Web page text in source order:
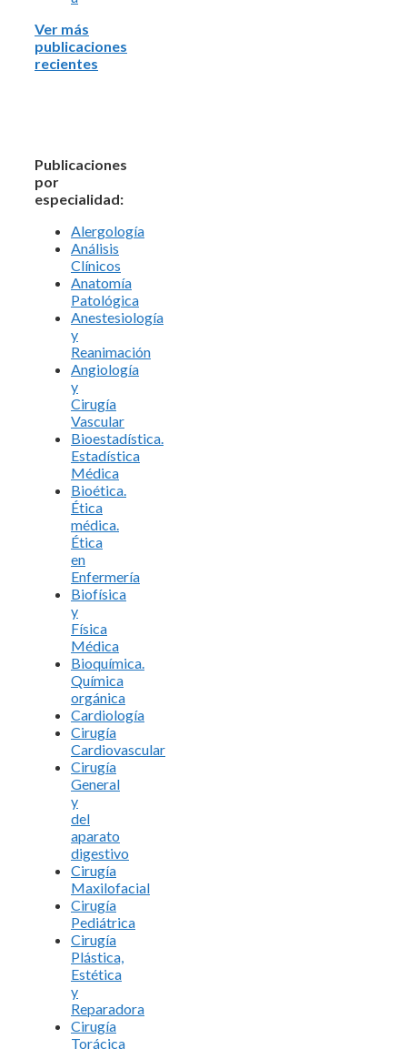
Ver más
publicaciones
recientes
Publicaciones
por
especialidad:
Alergología
Análisis
Clínicos
Anatomía
Patológica
Anestesiología
y
Reanimación
Angiología
y
Cirugía
Vascular
Bioestadística.
Estadística
Médica
Bioética.
Ética
médica.
Ética
en
Enfermería
Biofísica
y
Física
Médica
Bioquímica.
Química
orgánica
Cardiología
Cirugía
Cardiovascular
Cirugía
General
y
del
aparato
digestivo
Cirugía
Maxilofacial
Cirugía
Pediátrica
Cirugía
Plástica,
Estética
y
Reparadora
Cirugía
Torácica